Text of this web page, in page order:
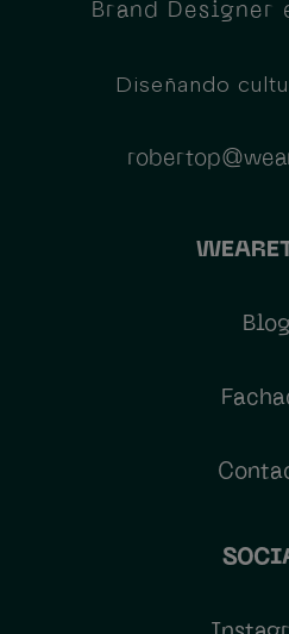
Brand Designer
Diseñando